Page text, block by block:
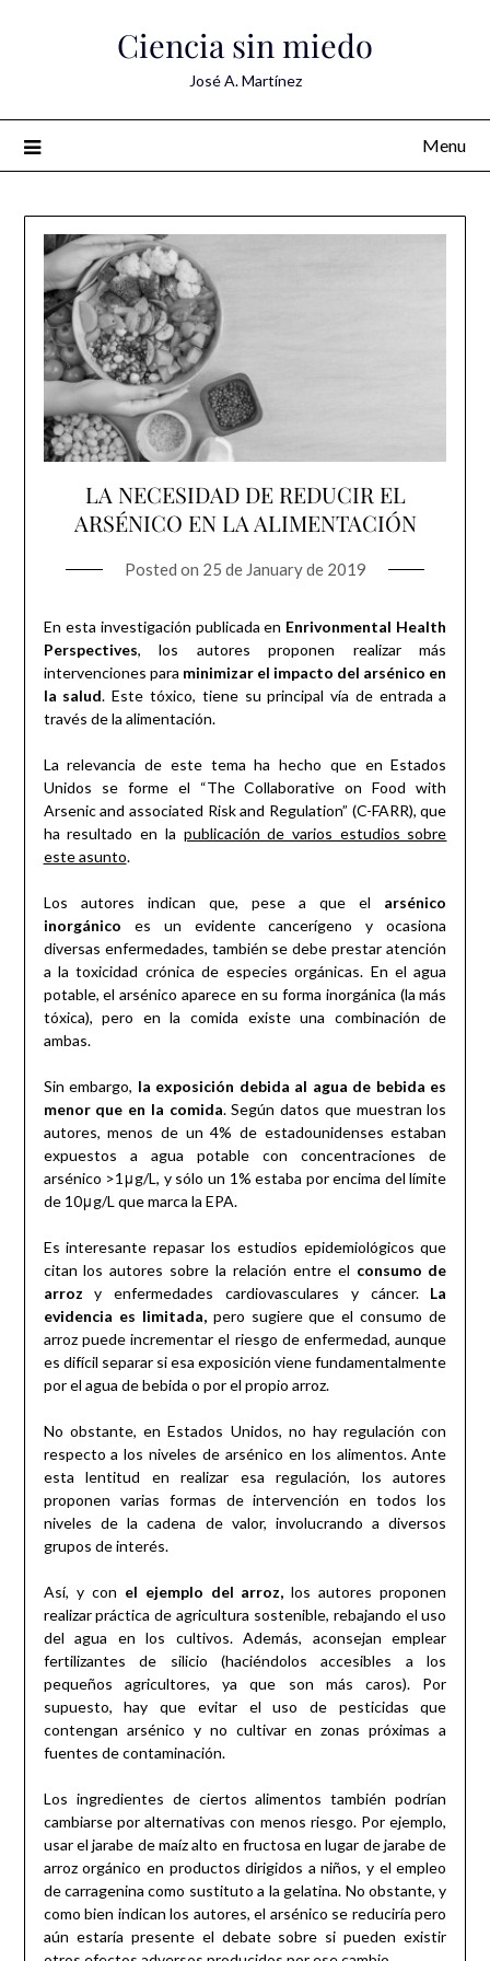
Ciencia sin miedo
José A. Martínez
Menu
LA NECESIDAD DE REDUCIR EL
ARSÉNICO EN LA ALIMENTACIÓN
Posted on 25 de January de 2019
En esta investigación publicada en Enrivonmental Health
Perspectives, los autores proponen realizar más
intervenciones para minimizar el impacto del arsénico en
la salud. Este tóxico, tiene su principal vía de entrada a
través de la alimentación.
La relevancia de este tema ha hecho que en Estados
Unidos se forme el “The Collaborative on Food with
Arsenic and associated Risk and Regulation” (C-FARR), que
ha resultado en la publicación de varios estudios sobre
este asunto.
Los autores indican que, pese a que el arsénico
inorgánico es un evidente cancerígeno y ocasiona
diversas enfermedades, también se debe prestar atención
a la toxicidad crónica de especies orgánicas. En el agua
potable, el arsénico aparece en su forma inorgánica (la más
tóxica), pero en la comida existe una combinación de
ambas.
Sin embargo, la exposición debida al agua de bebida es
menor que en la comida. Según datos que muestran los
autores, menos de un 4% de estadounidenses estaban
expuestos a agua potable con concentraciones de
arsénico >1μg/L, y sólo un 1% estaba por encima del límite
de 10μg/L que marca la EPA.
Es interesante repasar los estudios epidemiológicos que
citan los autores sobre la relación entre el consumo de
arroz y enfermedades cardiovasculares y cáncer. La
evidencia es limitada,pero sugiere que el consumo de
arroz puede incrementar el riesgo de enfermedad, aunque
es difícil separar si esa exposición viene fundamentalmente
por el agua de bebida o por el propio arroz.
No obstante, en Estados Unidos, no hay regulación con
respecto a los niveles de arsénico en los alimentos. Ante
esta lentitud en realizar esa regulación, los autores
proponen varias formas de intervención en todos los
niveles de la cadena de valor, involucrando a diversos
grupos de interés.
Así, y con el ejemplo del arroz, los autores proponen
realizar práctica de agricultura sostenible, rebajando el uso
del agua en los cultivos. Además, aconsejan emplear
fertilizantes de silicio (haciéndolos accesibles a los
pequeños agricultores, ya que son más caros). Por
supuesto, hay que evitar el uso de pesticidas que
contengan arsénico y no cultivar en zonas próximas a
fuentes de contaminación.
Los ingredientes de ciertos alimentos también podrían
cambiarse por alternativas con menos riesgo. Por ejemplo,
usar el jarabe de maíz alto en fructosa en lugar de jarabe de
arroz orgánico en productos dirigidos a niños, y el empleo
de carragenina como sustituto a la gelatina. No obstante, y
como bien indican los autores, el arsénico se reduciría pero
aún estaría presente el debate sobre si pueden existir